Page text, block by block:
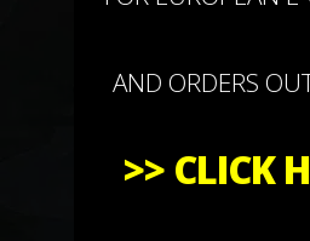
AND ORDERS
>> CLICK